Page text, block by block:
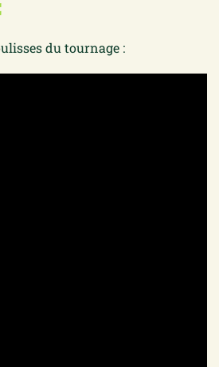
du tournage :